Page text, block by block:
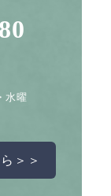
水曜
＞＞